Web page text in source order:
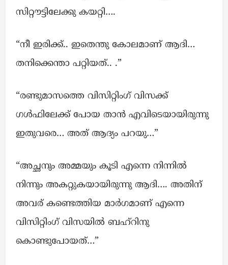
സിറ്റൗട്ടിലേക്കു കയറ്റി….
“നീ ഇരിക്ക്.. ഇതെന്തു കോലമാണ് ആദി…
തനിക്കെന്താ പറ്റിയത്.. .”
“രണ്ടുമാസത്തെ വിസിറ്റിംഗ് വിസക്ക്
ഗൾഫിലേക്ക് പോയ താൻ എവിടെയായിരുന്നു
ഇതുവരെ… അത് ആദ്യം പറയു…”
“അച്ഛനും അമ്മയും കൂടി എന്നെ നിന്നിൽ
നിന്നും അകറ്റുകയായിരുന്നു ആദി…. അതിന്
അവര് കണ്ടെത്തിയ മാർഗമാണ് എന്നെ
വിസിറ്റിംഗ് വിസയിൽ ബഹ്‌റിനു
കൊണ്ടുപോയത്…”